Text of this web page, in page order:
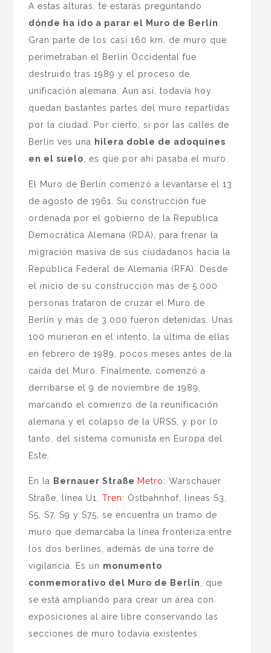
A estas alturas, te estarás preguntando
dónde ha ido a parar el Muro de Berlín
Gran parte de los casi 160 km. de muro que
perimetraban el Berlín Occidental fue
destruido tras 1989 y el proceso de
unificación alemana. Aun así, todavía hoy
quedan bastantes partes del muro repartidas
por la ciudad. Por cierto, si por las calles de
Berlín ves una hilera doble de adoquines
en el suelo , es que por ahí pasaba el muro.
El Muro de Berlín comenzó a levantarse el 13
de agosto de 1961. Su construcción fue
ordenada por el gobierno de la República
Democrática Alemana (RDA), para frenar la
migración masiva de sus ciudadanos hacia la
República Federal de Alemania (RFA). Desde
el inicio de su construcción más de 5.000
personas trataron de cruzar el Muro de
Berlín y más de 3.000 fueron detenidas. Unas
100 murieron en el intento, la última de ellas
en febrero de 1989, pocos meses antes de la
caída del Muro. Finalmente, comenzó a
derribarse el 9 de noviembre de 1989,
marcando el comienzo de la reunificación
alemana y el colapso de la URSS, y por lo
tanto, del sistema comunista en Europa del
Este.
En la Bernauer Straße Metro: Warschauer
Straße, línea U1.Tren: Ostbahnhof, líneas S3,
S5, S7, S9 y S75, se encuentra un tramo de
muro que demarcaba la línea fronteriza entre
los dos berlines, además de una torre de
vigilancia. Es un monumento
conmemorativo del Muro de Berlín
, que
se está ampliando para crear un área con
exposiciones al aire libre conservando las
secciones de muro todavía existentes.